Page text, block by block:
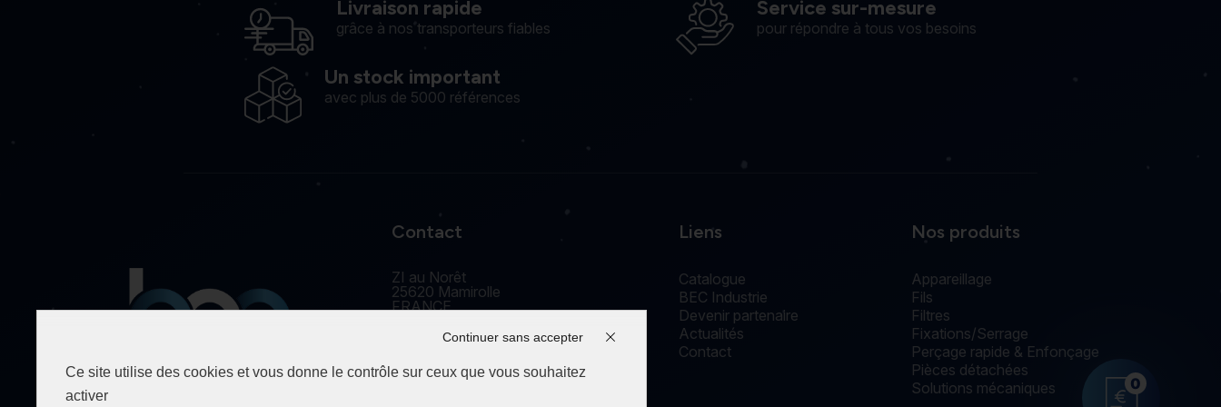
0
Livraison rapide
grâce à nos transporteurs fiables
Service sur-mesure
pour répondre à tous vos besoins
Un stock important
avec plus de 5000 références
Spécialiste de la fourniture
Contact
ZI au Norêt
25620 Mamirolle
FRANCE
+33(0) 3 81 55 77 44
Liens
Catalogue
BEC Industrie
Devenir partenaire
Actualités
Contact
Nos produits
Appareillage
Fils
Filtres
Fixations/Serrage
Perçage rapide & Enfonçage
Pièces détachées
Solutions mécaniques
Ce site utilise des cookies et vous donne le contrôle sur ceux que vous souhaitez
activer
Continuer sans accepter